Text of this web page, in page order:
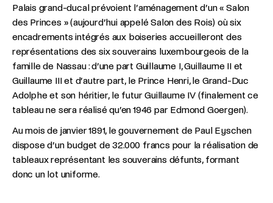
Palais grand-ducal prévoient l’aménagement d’un « Salon
des Princes » (aujourd’hui appelé Salon des Rois) où six
encadrements intégrés aux boiseries accueilleront des
représentations des six souverains luxembourgeois de la
famille de Nassau : d’une part Guillaume I, Guillaume II et
Guillaume III et d’autre part, le Prince Henri, le Grand-Duc
Adolphe et son héritier, le futur Guillaume IV (finalement ce
tableau ne sera réalisé qu’en 1946 par Edmond Goergen).
Au mois de janvier 1891, le gouvernement de Paul Eyschen
dispose d’un budget de 32.000 francs pour la réalisation de
tableaux représentant les souverains défunts, formant
donc un lot uniforme.